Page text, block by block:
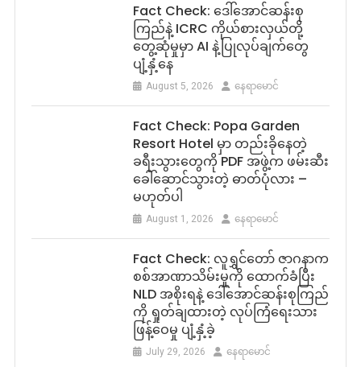
Fact Check: ဒေါ်အောင်ဆန်းစု
ကြည်နဲ့ ICRC ကိုယ်စားလှယ်တို့
တွေ့ဆုံမှုမှာ AI နဲ့ပြုလုပ်ချက်တွေ
ပျံ့နှံ့နေ
August 5, 2026 နေရာမောင်
Fact Check: Popa Garden
Resort Hotel မှာ တည်းခိုနေတဲ့
ခရီးသွားတွေကို PDF အဖွဲ့က ဖမ်းဆီး
ခေါ်ဆောင်သွားတဲ့ ဓာတ်ပုံလား –
မဟုတ်ပါ
August 1, 2026 နေရာမောင်
Fact Check: လူရွှင်တော် ဇာဂနာက
စစ်အာဏာသိမ်းမှုကို ထောက်ခံပြီး
NLD အစိုးရနဲ့ ဒေါ်အောင်ဆန်းစုကြည်
ကို ရှုတ်ချထားတဲ့ လုပ်ကြံရေးသား
ဖြန့်ဝေမှု ပျံ့နှံ့ခဲ့
July 29, 2026 နေရာမောင်